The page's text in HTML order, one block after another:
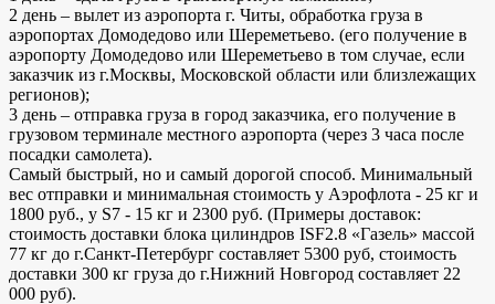
2 день – вылет из аэропорта г. Читы, обработка груза в
аэропортах Домодедово или Шереметьево. (его получение в
аэропорту Домодедово или Шереметьево в том случае, если
заказчик из г.Москвы, Московской области или близлежащих
регионов);
3 день – отправка груза в город заказчика, его получение в
грузовом терминале местного аэропорта (через 3 часа после
посадки самолета).
Самый быстрый, но и самый дорогой способ. Минимальный
вес отправки и минимальная стоимость у Аэрофлота - 25 кг и
1800 руб., у S7 - 15 кг и 2300 руб. (Примеры доставок:
стоимость доставки блока цилиндров ISF2.8 «Газель» массой
77 кг до г.Санкт-Петербург составляет 5300 руб, стоимость
доставки 300 кг груза до г.Нижний Новгород составляет 22
000 руб).